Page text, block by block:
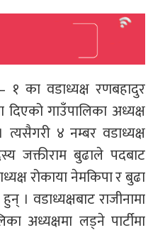
१ का वडाध्यक्ष रणबहादुर
दिएको गाउँपालिका अध्यक्ष
४ नम्बर वडाध्यक्ष
जक्तीराम बुढाले पदबाट
रोकाया नेमकिपा र बुढा
। वडाध्यक्षबाट राजीनामा
अध्यक्षमा लड्ने पार्टीमा